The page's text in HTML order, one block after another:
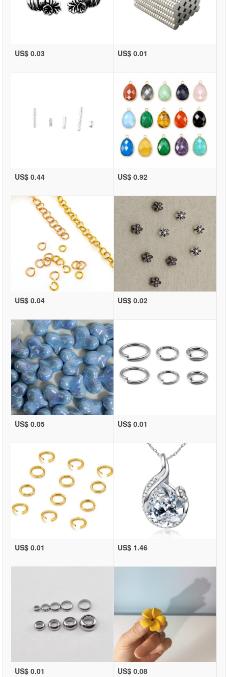
US$ 0.03 US$ 0.01
US$ 0.44 US$ 0.92
US$ 0.04 US$ 0.02
US$ 0.05 US$ 0.01
US$ 0.01 US$ 1.46
US$ 0.01 US$ 0.08